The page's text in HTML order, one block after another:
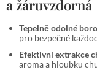
a žáruvzdorná
Tepelně odolné
pro bezpečné
Efektivní extrakce
aroma a hloubku